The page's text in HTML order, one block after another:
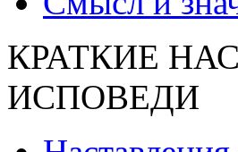
КРАТКИЕ
ИСПОВЕДИ